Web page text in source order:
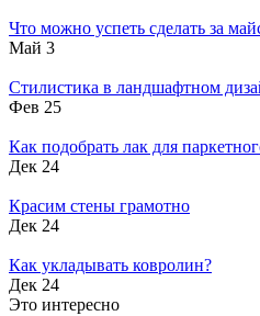
Что можно успеть сделать за
Май 3
Стилистика в ландшафтном
Фев 25
Как подобрать лак для
Дек 24
Красим стены грамотно
Дек 24
Как укладывать ковролин?
Дек 24
Это интересно